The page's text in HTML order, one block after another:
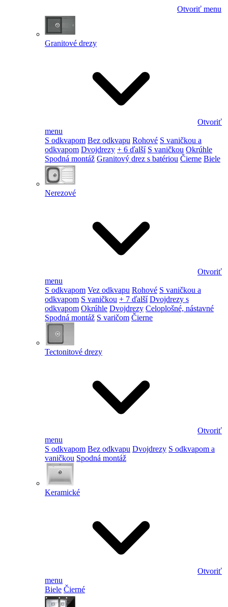
Otvoriť menu
Granitové drezy
Otvoriť
menu
S odkvapom Bez odkvapu Rohové S vaničkou a
odkvapom Dvojdrezy + 6 ďalší S vaničkou Okrúhle
Spodná montáž Granitový drez s batériou Čierne Biele
Nerezové
Otvoriť
menu
S odkvapom Vez odkvapu Rohové S vaničkou a
odkvapom S vaničkou + 7 ďalší Dvojdrezy s
odkvapom Okrúhle Dvojdrezy Celoplošné, nástavné
Spodná montáž S varičom Čierne
Tectonitové drezy
Otvoriť
menu
S odkvapom Bez odkvapu Dvojdrezy S odkvapom a
vaničkou Spodná montáž
Keramické
Otvoriť
menu
Biele Čierné